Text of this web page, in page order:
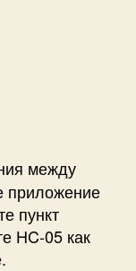
между
приложение
пункт
HC-05 как